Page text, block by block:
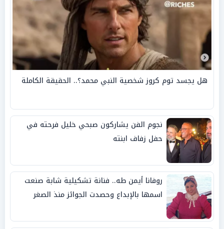
هل يجسد توم كروز شخصية النبي محمد؟.. الحقيقة الكاملة
نجوم الفن يشاركون صبحي خليل فرحته في
حفل زفاف ابنته
روفانا أيمن طه.. فنانة تشكيلية شابة صنعت
اسمها بالإبداع وحصدت الجوائز منذ الصغر